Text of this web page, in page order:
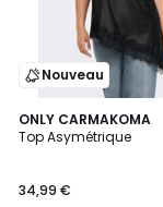
Nouveau
ONLY CARMAKOMA
Top Asymétrique
34,99 €